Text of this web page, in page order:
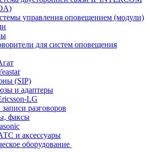
управления оповещением (модули)
для систем оповещения
(SIP)
и адаптеры
LG
разговоров
факсы
и аксессуары
оборудование